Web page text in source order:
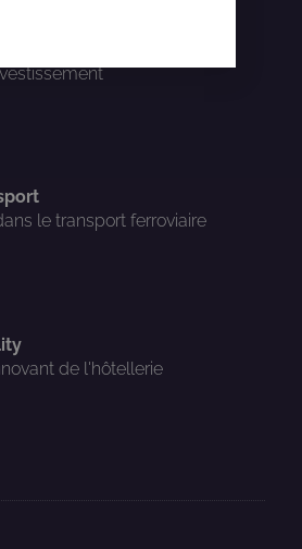
le transport ferroviaire
de l'hôtellerie